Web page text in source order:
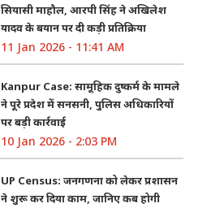
सियासी माहौल, आरपी सिंह ने अखिलेश
यादव के बयान पर दी कड़ी प्रतिक्रिया
11 Jan 2026 - 11:41 AM
Kanpur Case: सामूहिक दुष्कर्म के मामले
ने पूरे प्रदेश में सनसनी, पुलिस अधिकारियों
पर बड़ी कार्रवाई
10 Jan 2026 - 2:03 PM
UP Census: जनगणना को लेकर प्रशासन
ने शुरू कर दिया काम, जानिए कब होगी